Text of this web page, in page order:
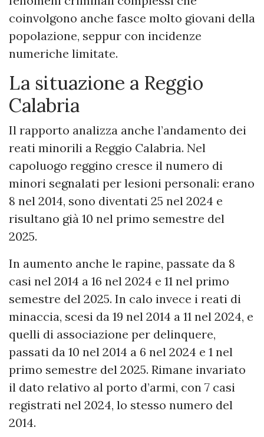
coinvolgono anche fasce molto giovani della
popolazione, seppur con incidenze
numeriche limitate.
La situazione a Reggio
Calabria
Il rapporto analizza anche l’andamento dei
reati minorili a Reggio Calabria. Nel
capoluogo reggino cresce il numero di
minori segnalati per lesioni personali: erano
8 nel 2014, sono diventati 25 nel 2024 e
risultano già 10 nel primo semestre del
2025.
In aumento anche le rapine, passate da 8
casi nel 2014 a 16 nel 2024 e 11 nel primo
semestre del 2025. In calo invece i reati di
minaccia, scesi da 19 nel 2014 a 11 nel 2024, e
quelli di associazione per delinquere,
passati da 10 nel 2014 a 6 nel 2024 e 1 nel
primo semestre del 2025. Rimane invariato
il dato relativo al porto d’armi, con 7 casi
registrati nel 2024, lo stesso numero del
2014.